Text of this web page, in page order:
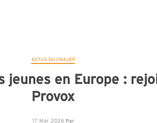
ACTUS DU CNAJEP
en Europe :
Provox
17 Mar 2026 Par